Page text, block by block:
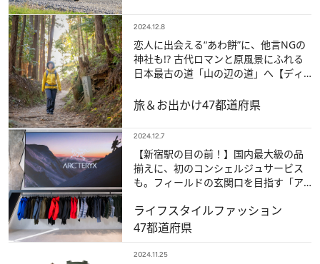
2024.12.8
恋人に出会える“あわ餅”に、他言NGの
神社も!? 古代ロマンと原風景にふれる
日本最古の道「山の辺の道」へ【ディ
旅＆お出かけ47都道府県
2024.12.7
【新宿駅の目の前！】国内最大級の品
揃えに、初のコンシェルジュサービス
も。フィールドの玄関口を目指す「ア
オープン
ライフスタイルファッション
47都道府県
2024.11.25